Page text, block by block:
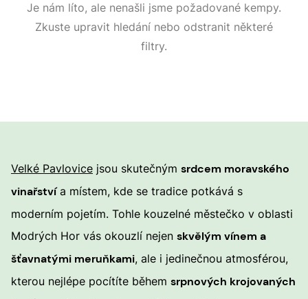
Je nám líto, ale nenašli jsme požadované kempy.
Zkuste upravit hledání nebo odstranit některé
filtry.
Velké Pavlovice jsou skutečným srdcem moravského
vinařstvía místem, kde se tradice potkává s
moderním pojetím. Tohle kouzelné městečko v oblasti
Modrých Hor vás okouzlí nejen skvělým vínem a
šťavnatými meruňkami, ale i jedinečnou atmosférou,
kterou nejlépe pocítíte během srpnových krojovaných